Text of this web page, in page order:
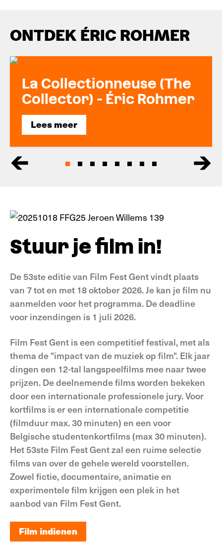
ONTDEK ÉRIC ROHMER
La Collectionneuse (The
Collector) - Éric Rohmer
Lees meer
Lees meer
Stuur je film in!
De 53ste editie van Film Fest Gent vindt plaats
van 7 tot en met 18 oktober 2026. Je kan je film nu
aanmelden voor het programma. De deadline
voor inzendingen is 1 juli 2026.
Film Fest Gent is een competitief festival, met als
thema de "impact van de muziek op film". Elk jaar
dingen een 12-tal langspeelfilms mee naar twee
prijzen. De deelnemende films worden bekeken
door een internationale professionele jury. Voor
kortfilms is er een internationale competitie
(filmduur max. 30 minuten) en een voor
Belgische studentenkortfilms (max 30 minuten).
Het 53ste Film Fest Gent zal een ruime selectie
films van over de gehele wereld voorstellen.
Zowel fictie, documentaire, animatie en
experimentele film krijgen een plek in het
aanbod van Film Fest Gent.
Film indienen